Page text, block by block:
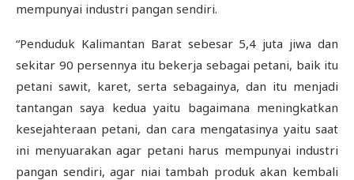
mempunyai industri pangan sendiri.
“Penduduk Kalimantan Barat sebesar 5,4 juta jiwa dan
sekitar 90 persennya itu bekerja sebagai petani, baik itu
petani sawit, karet, serta sebagainya, dan itu menjadi
tantangan saya kedua yaitu bagaimana meningkatkan
kesejahteraan petani, dan cara mengatasinya yaitu saat
ini menyuarakan agar petani harus mempunyai industri
pangan sendiri, agar niai tambah produk akan kembali